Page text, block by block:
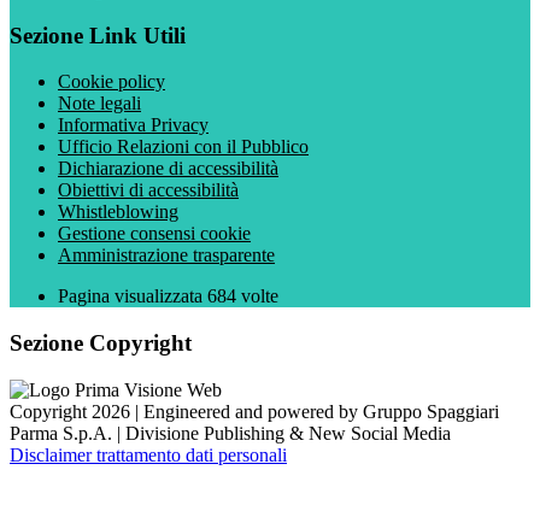
Sezione Link Utili
Cookie policy
Note legali
Informativa Privacy
Ufficio Relazioni con il Pubblico
Dichiarazione di accessibilità
Obiettivi di accessibilità
Whistleblowing
Gestione consensi cookie
Amministrazione trasparente
Pagina visualizzata 684 volte
Sezione Copyright
Copyright 2026 | Engineered and powered by Gruppo Spaggiari
Parma S.p.A. | Divisione Publishing & New Social Media
Disclaimer trattamento dati personali